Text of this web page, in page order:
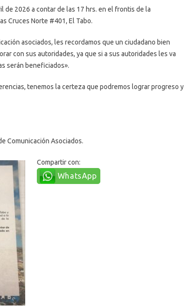
de 2026 a contar de las 17 hrs. en el frontis de la
Cruces Norte #401, El Tabo.
asociados, les recordamos que un ciudadano bien
con sus autoridades, ya que si a sus autoridades les va
serán beneficiados».
tenemos la certeza que podremos lograr progreso y
Comunicación Asociados.
Compartir con:
WhatsApp